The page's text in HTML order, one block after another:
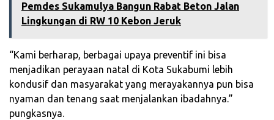
Pemdes Sukamulya Bangun Rabat Beton Jalan
Lingkungan di RW 10 Kebon Jeruk
“Kami berharap, berbagai upaya preventif ini bisa
menjadikan perayaan natal di Kota Sukabumi lebih
kondusif dan masyarakat yang merayakannya pun bisa
nyaman dan tenang saat menjalankan ibadahnya.”
pungkasnya.